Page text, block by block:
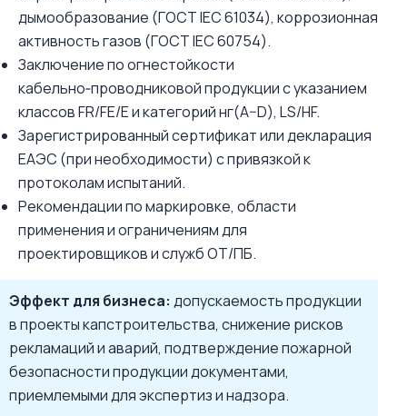
дымообразование (ГОСТ IEC 61034), коррозионная
активность газов (ГОСТ IEC 60754).
Заключение по огнестойкости
кабельно‑проводниковой продукции с указанием
классов FR/FE/E и категорий нг(A–D), LS/HF.
Зарегистрированный сертификат или декларация
ЕАЭС (при необходимости) с привязкой к
протоколам испытаний.
Рекомендации по маркировке, области
применения и ограничениям для
проектировщиков и служб ОТ/ПБ.
Эффект для бизнеса: допускаемость продукции
в проекты капстроительства, снижение рисков
рекламаций и аварий, подтверждение пожарной
безопасности продукции документами,
приемлемыми для экспертиз и надзора.